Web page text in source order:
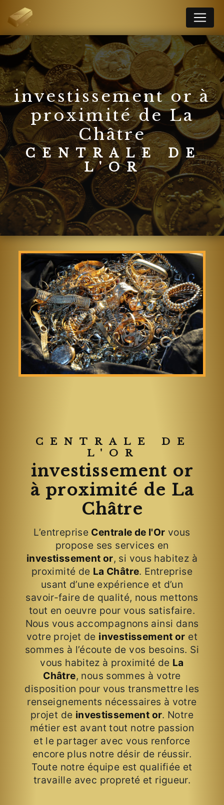
investissement or à
proximité de La
Châtre
CENTRALE DE
L'OR
CENTRALE DE
L'OR
investissement or
à proximité de La
Châtre
L’entreprise Centrale de l'Or vous
propose ses services en
investissement or, si vous habitez à
proximité de La Châtre. Entreprise
usant d’une expérience et d’un
savoir-faire de qualité, nous mettons
tout en oeuvre pour vous satisfaire.
Nous vous accompagnons ainsi dans
votre projet de investissement or et
sommes à l’écoute de vos besoins. Si
vous habitez à proximité de La
Châtre, nous sommes à votre
disposition pour vous transmettre les
renseignements nécessaires à votre
projet de investissement or. Notre
métier est avant tout notre passion
et le partager avec vous renforce
encore plus notre désir de réussir.
Toute notre équipe est qualifiée et
travaille avec propreté et rigueur.
Panneau de gestion des cookies